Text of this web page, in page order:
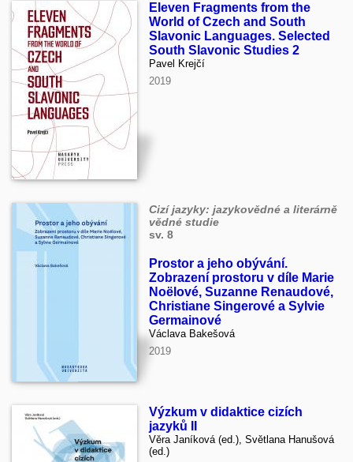
Eleven Fragments from the
World of Czech and South
Slavonic Languages. Selected
South Slavonic Studies 2
Pavel Krejčí
2019
Cizí jazyky: jazykovědné a literárně
vědné studie
sv. 8
Prostor a jeho obývání.
Zobrazení prostoru v díle Marie
Noëlové, Suzanne Renaudové,
Christiane Singerové a Sylvie
Germainové
Václava Bakešová
2019
Výzkum v didaktice cizích
jazyků II
Věra Janíková (ed.), Světlana Hanušová
(ed.)